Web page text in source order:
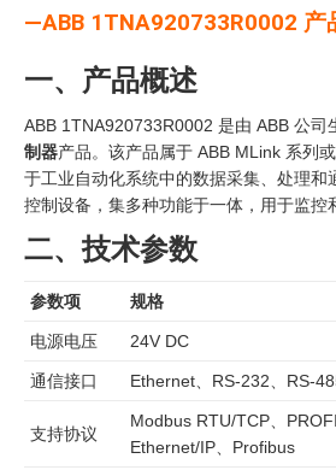
—ABB 1TNA920733R0002 产
一、产品概述
ABB 1TNA920733R0002 是由 ABB 公司
制器产品。该产品属于 ABB MLink 系列
于工业自动化系统中的数据采集、处理和
控制设备，集多种功能于一体，用于监控
二、技术参数
参数项 规格
电源电压 24V DC
通信接口 Ethernet、RS-232、RS-
支持协议
Modbus RTU/TCP、
Ethernet/IP、Profibus